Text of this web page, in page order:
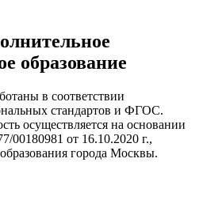
образование
в соответствии
стандартов и ФГОС.
осуществляется на основании
00180981 от 16.10.2020 г.,
города Москвы.